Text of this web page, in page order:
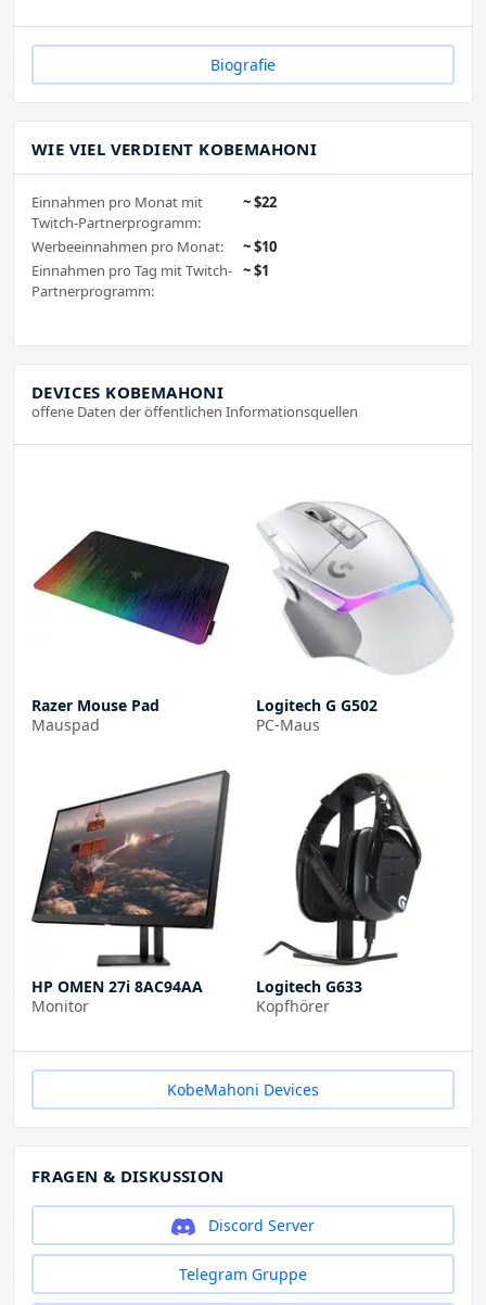
Biografie
WIE VIEL VERDIENT KOBEMAHONI
Einnahmen pro Monat mit
Twitch-Partnerprogramm:
~ $22
Werbeeinnahmen pro Monat:
~ $10
Einnahmen pro Tag mit Twitch-
Partnerprogramm:
~ $1
DEVICES KOBEMAHONI
offene Daten der öffentlichen Informationsquellen
Razer Mouse Pad
Mauspad
Logitech G G502
PC-Maus
HP OMEN 27i 8AC94AA
Monitor
Logitech G633
Kopfhörer
KobeMahoni Devices
FRAGEN & DISKUSSION
Discord Server
Telegram Gruppe